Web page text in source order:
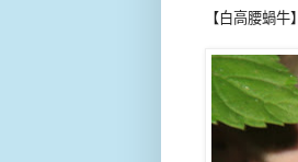
【白高腰蝸牛】